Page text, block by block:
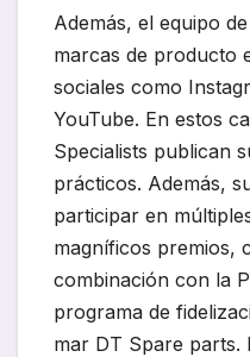
Además, el equipo
marcas de producto
sociales como
YouTube. En estos
Specialists publican
prácticos. Además,
participar en
magníficos premios,
combinación con la
programa de
mar DT Spare parts.